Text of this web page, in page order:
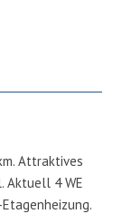
Attraktives
Aktuell 4 WE